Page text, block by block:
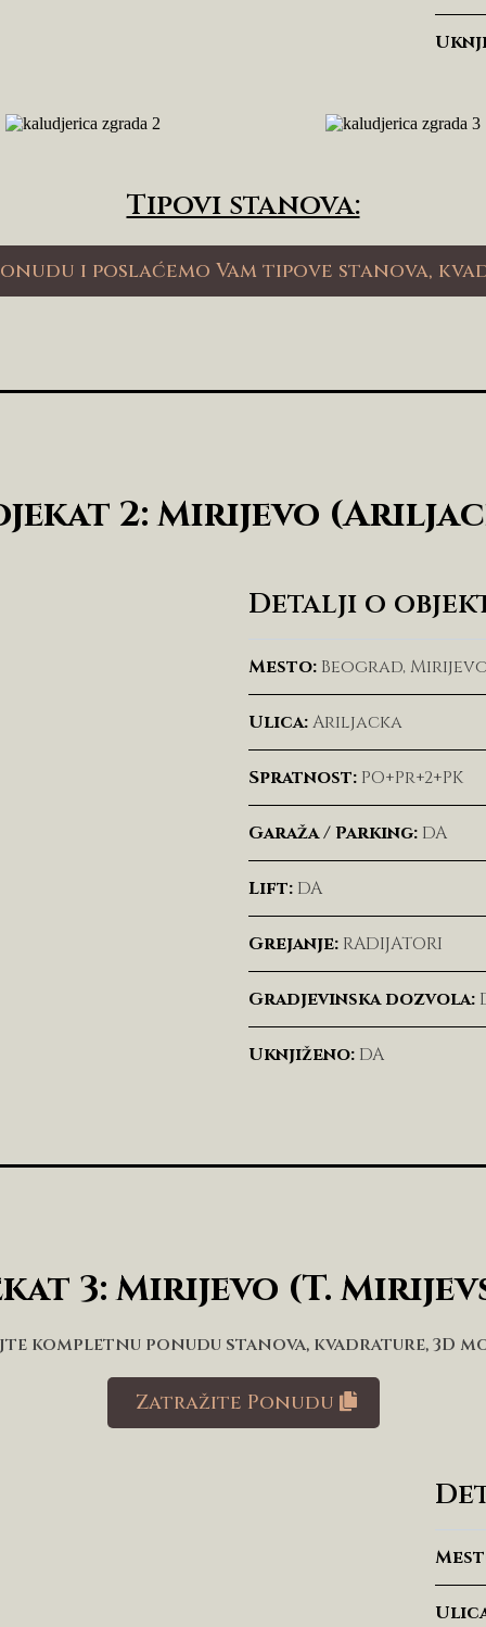
Tipovi stanova:
i poslaćemo Vam tipove stanova,
2: Mirijevo
Detalji o
Mesto: Beograd,
Ulica:Ariljacka
Spratnost: PO+Pr+2+PK
Garaža / Parking: DA
Lift: DA
Grejanje: RADIJATORI
Gradjevinska dozvola:
Uknjiženo: DA
3: Mirijevo (T.
kompletnu ponudu stanova, kvadrature, 3D
Zatražite Ponudu